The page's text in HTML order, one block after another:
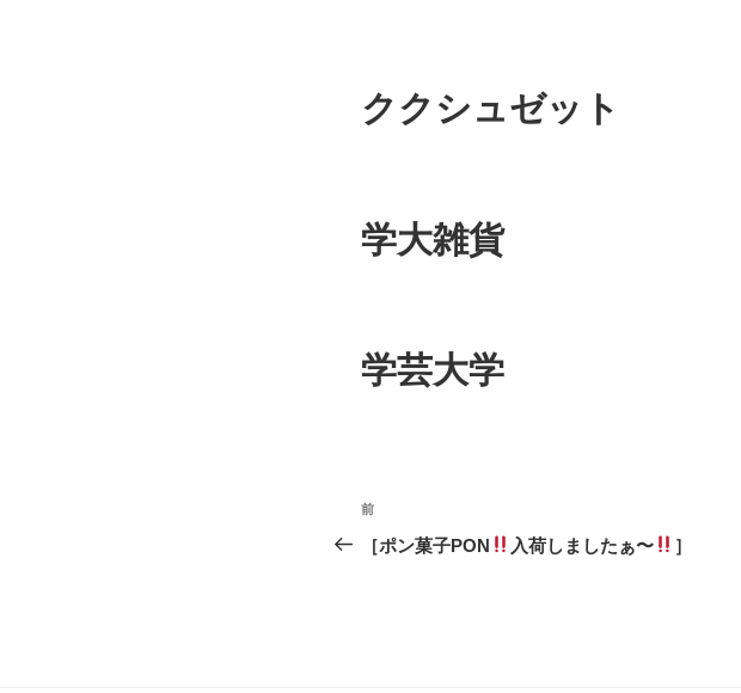
ククシュゼット
学大雑貨
学芸大学
投
稿
前
の
前
［ポン菓子PON 入荷しましたぁ〜 ］